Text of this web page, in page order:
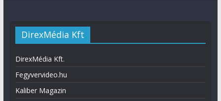
DirexMédia Kft
DirexMédia Kft.
Fegyvervideo.hu
Kaliber Magazin